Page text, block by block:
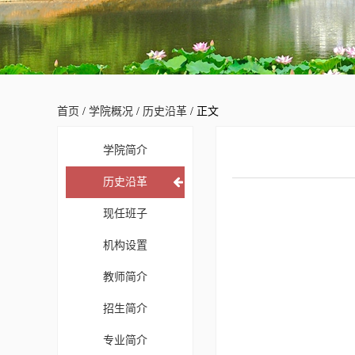
首页 / 学院概况 / 历史沿革 / 正文
学院简介
历史沿革
现任班子
机构设置
教师简介
招生简介
专业简介